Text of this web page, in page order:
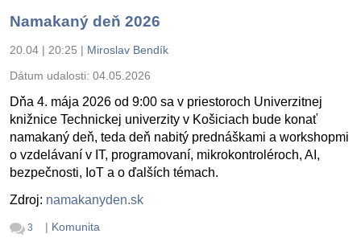
Namakaný deň 2026
20.04 | 20:25 | Miroslav Bendík
Dátum udalosti: 04.05.2026
Dňa 4. mája 2026 od 9:00 sa v priestoroch Univerzitnej
knižnice Technickej univerzity v Košiciach bude konať
namakaný deň, teda deň nabitý prednáškami a workshopmi
o vzdelávaní v IT, programovaní, mikrokontroléroch, AI,
bezpečnosti, IoT a o ďalších témach.
Zdroj: namakanyden.sk
3 | Komunita